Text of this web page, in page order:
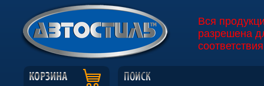
Вся
разрешена